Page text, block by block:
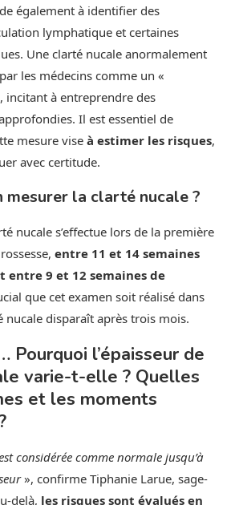
également à identifier des
lymphatique et certaines
Une clarté nucale anormalement
les médecins comme un «
incitant à entreprendre des
Il est essentiel de
mesure vise à estimer les risques,
avec certitude.
mesurer la clarté nucale ?
nucale s’effectue lors de la première
entre 11 et 14 semaines
entre 9 et 12 semaines de
que cet examen soit réalisé dans
nucale disparaît après trois mois.
Pourquoi l’épaisseur de
varie-t-elle ? Quelles
et les moments
considérée comme normale jusqu’à
», confirme Tiphanie Larue, sage-
delà, les risques sont évalués en